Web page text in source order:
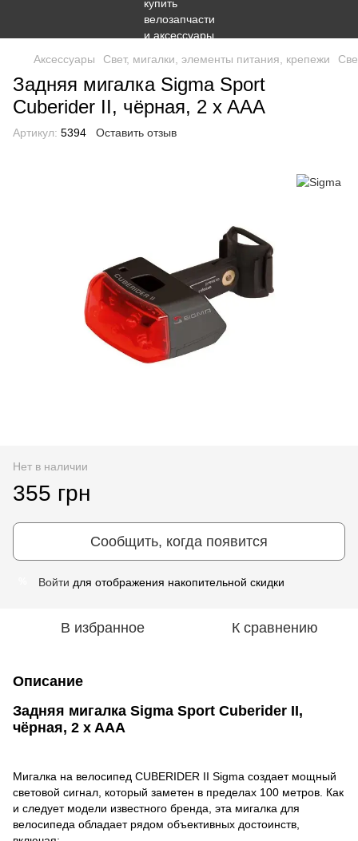
Аксессуары Свет, мигалки, элементы питания, крепежи
Задняя мигалка Sigma Sport
Cuberider II, чёрная, 2 x AAA
Артикул: 5394 Оставить отзыв
Нет в наличии
355 грн
Сообщить, когда появится
Войти для отображения накопительной скидки
В избранное К сравнению
Описание
Задняя мигалка Sigma Sport Cuberider II,
чёрная, 2 x AAA
Мигалка на велосипед CUBERIDER II Sigma создает мощный
световой сигнал, который заметен в пределах 100 метров. Как
и следует модели известного бренда, эта мигалка для
велосипеда обладает рядом объективных достоинств,